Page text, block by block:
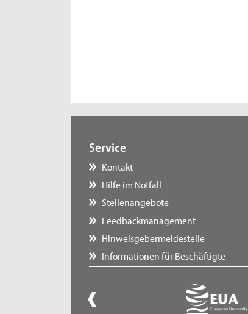
Service
Kontakt
Hilfe im Notfall
Stellenangebote
Feedbackmanagement
Hinweisgebermeldestelle
Informationen für Beschäftigte